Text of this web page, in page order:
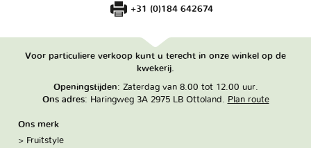
+31 (0)184 642674
Voor particuliere verkoop kunt u terecht in onze winkel op de
kwekerij.
Openingstijden: Zaterdag van 8.00 tot 12.00 uur.
Ons adres: Haringweg 3A 2975 LB Ottoland. Plan route
Ons merk
Fruitstyle